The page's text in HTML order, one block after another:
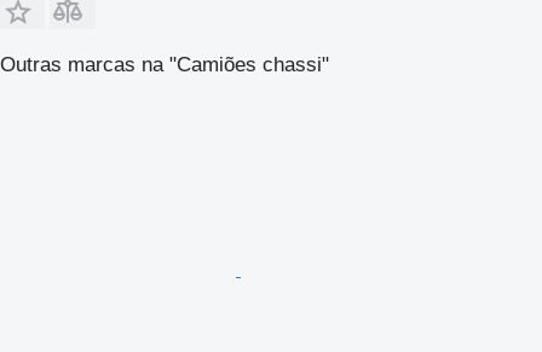
Outras marcas na "Camiões chassi"